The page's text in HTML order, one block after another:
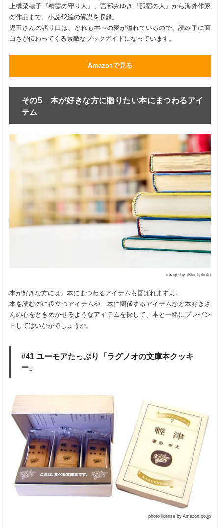
上橋菜穂子『精霊の守り人』、宮部みゆき『孤宿の人』から海外作家
の作品まで、小説42編の解説を収録。
児玉さんの語り口は、どれも本への愛が溢れているので、読み手に面
白さが伝わってくる素敵なブックガイドになっています。
Amazonで見る
その5 本が好きな方に贈りたい本にまつわるアイ
テム
image by iStockphoto
本が好きな方には、本にまつわるアイテムも喜ばれますよ。
本を読むのに役立つアイテムや、本に関係するアイテムなど本好きさ
んの心をときめかせるようなアイテムを探して、本と一緒にプレゼン
トしてはいかがでしょうか。
#41 ユーモアたっぷり「ラグノオの文庫本クッキ
ー」
photo license by Amazon.co.jp